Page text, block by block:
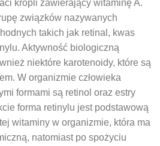
kropli zawierający witaminę A.
związków nazywanych
takich jak retinal, kwas
Aktywność biologiczną
niektóre karotenoidy, które są
W organizmie człowieka
formami są retinol oraz estry
forma retinylu jest podstawową
witaminy w organizmie, która ma
natomiast po spożyciu